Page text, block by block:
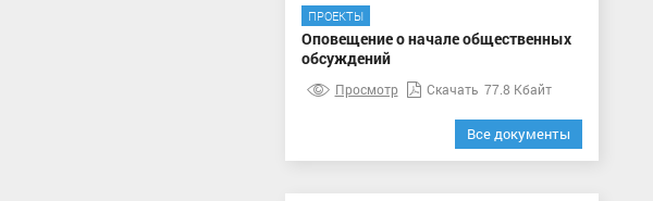
ПРОЕКТЫ
Оповещение о начале общественных
обсуждений
Просмотр Скачать 77.8 Кбайт
Все документы